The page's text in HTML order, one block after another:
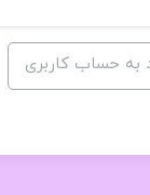
به حساب کاربری